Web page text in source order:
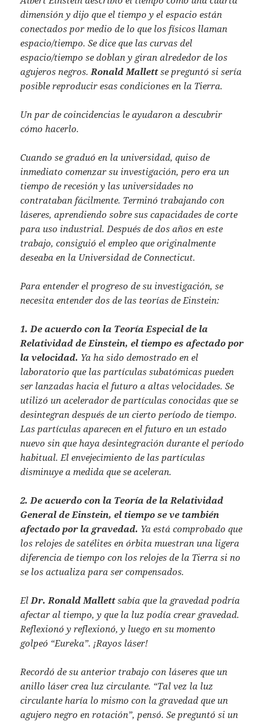
dimensión y dijo que el tiempo y el espacio están
conectados por medio de lo que los físicos llaman
espacio/tiempo. Se dice que las curvas del
espacio/tiempo se doblan y giran alrededor de los
agujeros negros. Ronald Mallettse preguntó si sería
posible reproducir esas condiciones en la Tierra.
Un par de coincidencias le ayudaron a descubrir
cómo hacerlo.
Cuando se graduó en la universidad, quiso de
inmediato comenzar su investigación, pero era un
tiempo de recesión y las universidades no
contrataban fácilmente. Terminó trabajando con
láseres, aprendiendo sobre sus capacidades de corte
para uso industrial. Después de dos años en este
trabajo, consiguió el empleo que originalmente
deseaba en la Universidad de Connecticut.
Para entender el progreso de su investigación, se
necesita entender dos de las teorías de Einstein:
1. De acuerdo con la Teoría Especial de la
Relatividad de Einstein, el tiempo es afectado por
la velocidad. Ya ha sido demostrado en el
laboratorio que las partículas subatómicas pueden
ser lanzadas hacia el futuro a altas velocidades. Se
utilizó un acelerador de partículas conocidas que se
desintegran después de un cierto período de tiempo.
Las partículas aparecen en el futuro en un estado
nuevo sin que haya desintegración durante el período
habitual. El envejecimiento de las partículas
disminuye a medida que se aceleran.
2. De acuerdo con la Teoría de la Relatividad
General de Einstein, el tiempo se ve también
afectado por la gravedad. Ya está comprobado que
los relojes de satélites en órbita muestran una ligera
diferencia de tiempo con los relojes de la Tierra si no
se los actualiza para ser compensados.
El Dr. Ronald Mallettsabía que la gravedad podría
afectar al tiempo, y que la luz podía crear gravedad.
Reflexionó y reflexionó, y luego en su momento
golpeó “Eureka”. ¡Rayos láser!
Recordó de su anterior trabajo con láseres que un
anillo láser crea luz circulante. “Tal vez la luz
circulante haría lo mismo con la gravedad que un
agujero negro en rotación”, pensó. Se preguntó si un